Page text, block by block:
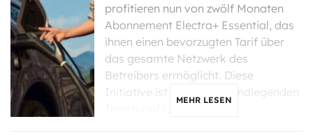
profitieren nun von zwölf Monaten
Abonnement Electra+ Essential, das
ihnen einen bevorzugten Tarif über
das gesamte Netzwerk des
Betreibers ermöglicht. Diese
Initiative ist Teil eines grundlegenden
MEHR LESEN